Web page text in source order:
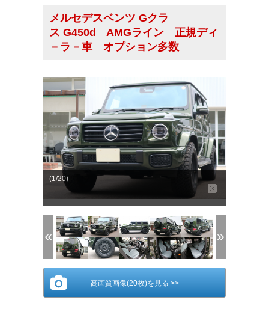
メルセデスベンツ Gクラ
ス G450d AMGライン 正規ディ
－ラ－車 オプション多数
高画質画像(20枚)を見る >>